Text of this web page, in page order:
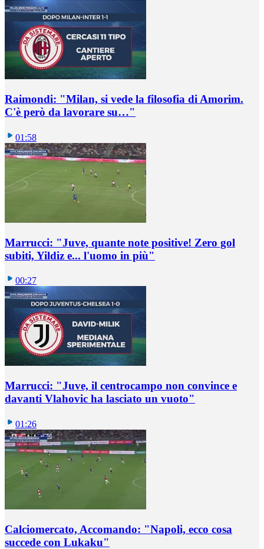
Raimondi: "Milan, si vede la filosofia di Amorim.
C'è però da lavorare su…"
01:58
Marrucci: "Juve, quante note positive! Zero gol
subiti, Yildiz e... l'uomo in più"
00:27
Marrucci: "Juve, il centrocampo non convince e
davanti Vlahovic ha lasciato un vuoto"
01:26
Calciomercato, Accomando: "Napoli, ecco cosa
succede con Lukaku"